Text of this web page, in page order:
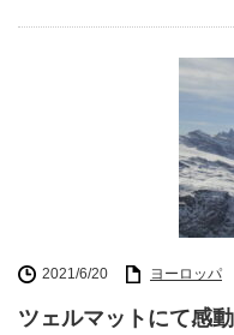
2021/6/20 ヨーロッパ
ツェルマットにて感